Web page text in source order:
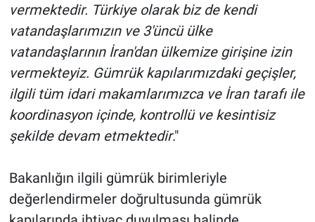
vermektedir. Türkiye olarak biz de kendi
vatandaşlarımızın ve 3'üncü ülke
vatandaşlarının İran'dan ülkemize girişine izin
vermekteyiz. Gümrük kapılarımızdaki geçişler,
ilgili tüm idari makamlarımızca ve İran tarafı ile
koordinasyon içinde, kontrollü ve kesintisiz
şekilde devam etmektedir."
Bakanlığın ilgili gümrük birimleriyle
değerlendirmeler doğrultusunda gümrük